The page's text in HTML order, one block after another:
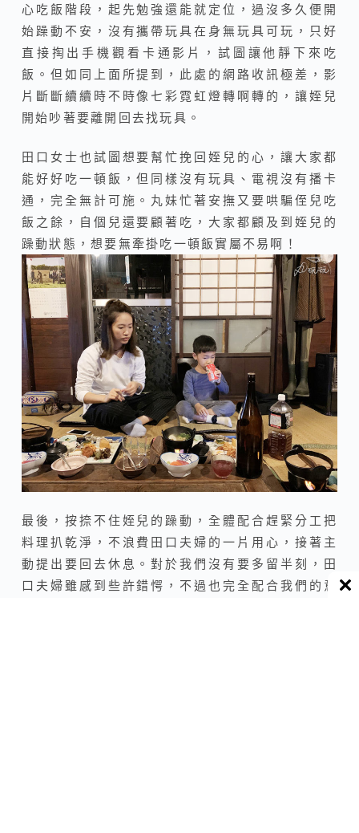
心吃飯階段，起先勉強還能就定位，過沒多久便開
始躁動不安，沒有攜帶玩具在身無玩具可玩，只好
直接掏出手機觀看卡通影片，試圖讓他靜下來吃
飯。但如同上面所提到，此處的網路收訊極差，影
片斷斷續續時不時像七彩霓虹燈轉啊轉的，讓姪兒
開始吵著要離開回去找玩具。
田口女士也試圖想要幫忙挽回姪兒的心，讓大家都
能好好吃一頓飯，但同樣沒有玩具、電視沒有播卡
通，完全無計可施。丸妹忙著安撫又要哄騙侄兒吃
飯之餘，自個兒還要顧著吃，大家都顧及到姪兒的
躁動狀態，想要無牽掛吃一頓飯實屬不易啊！
最後，按捺不住姪兒的躁動，全體配合趕緊分工把
料理扒乾淨，不浪費田口夫婦的一片用心，接著主
動提出要回去休息。對於我們沒有要多留半刻，田
口夫婦雖感到些許錯愕，不過也完全配合我們的意